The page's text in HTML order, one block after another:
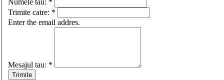
Trimite catre: *
Enter the email addres.
Mesajul tau: *